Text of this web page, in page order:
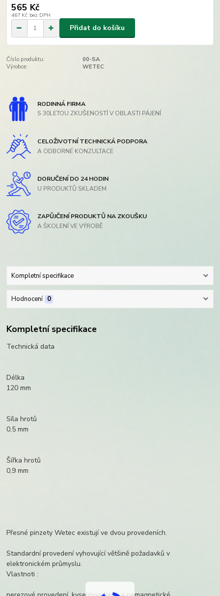
565 Kč
467 Kč bez DPH
Přidat do košíku
Číslo produktu:
00-SA
Výrobce:
WETEC
RODINNÁ FIRMA
S 30LETOU ZKUŠENOSTÍ V OBLASTI PÁJENÍ
CELOŽIVOTNÍ TECHNICKÁ PODPORA
A ODBORNÉ KONZULTACE
DORUČENÍ DO 24 HODIN
U PRODUKTŮ SKLADEM
ZAPŮJČENÍ PRODUKTŮ NA ZKOUŠKU
A ŠKOLENÍ VE VÝROBĚ
Kompletní specifikace
Hodnocení 0
Kompletní specifikace
Technická data
Délka
120 mm
Síla hrotů
0,5 mm
Šířka hrotů
0,9 mm
Přesné pinzety Wetec existují ve dvou provedeních.
Standardní provedení vyhovující většině požadavků v
elektronickém průmyslu.
Vlastnoti :